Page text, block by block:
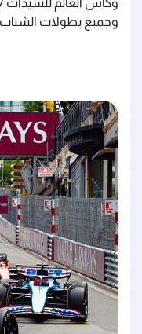
وجميع بطولات الشباب